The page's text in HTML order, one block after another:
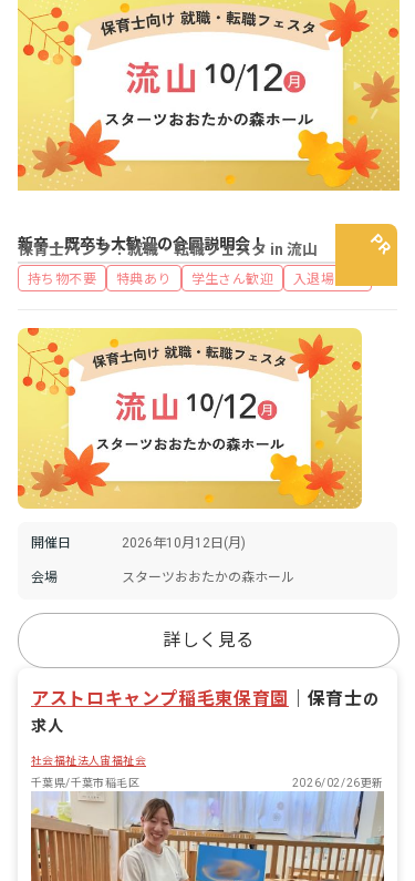
保育士バンク！就職・転職フェスタ in 流山
新卒・既卒も大歓迎の合同説明会！
持ち物不要 特典あり 学生さん歓迎 入退場自由
開催日 2026年10月12日(月)
会場 スターツおおたかの森ホール
詳しく見る
アストロキャンプ稲毛東保育園 保育士の
求人
社会福祉法人宙福祉会
千葉県/千葉市稲毛区
2026/02/26更新